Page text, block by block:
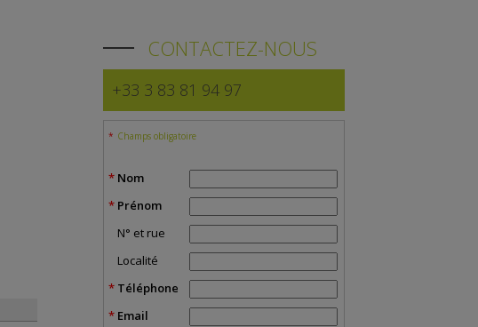
CONTACTEZ-NOUS
+33 3 83 81 94 97
Champs obligatoire
Nom
Prénom
N° et rue
Localité
Téléphone
Email